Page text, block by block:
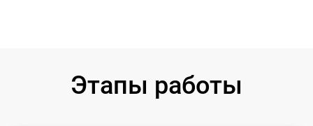
Этапы работы